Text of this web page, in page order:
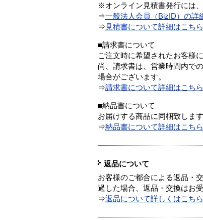
※オンライン見積書発行には
⇒一般法人会員（BizID）の詳
⇒ 見積書について詳細はこちら
■請求書について
ご注文時に希望されたお客様
尚、請求書は、営業時間内で
場合がございます。
⇒請求書について詳細はこちら
■納品書について
お届けする商品に同梱致します
⇒納品書について詳細はこちら
返品について
お客様のご都合による返品・
過した場合、返品・交換はお
⇒返品について詳しくはこちら